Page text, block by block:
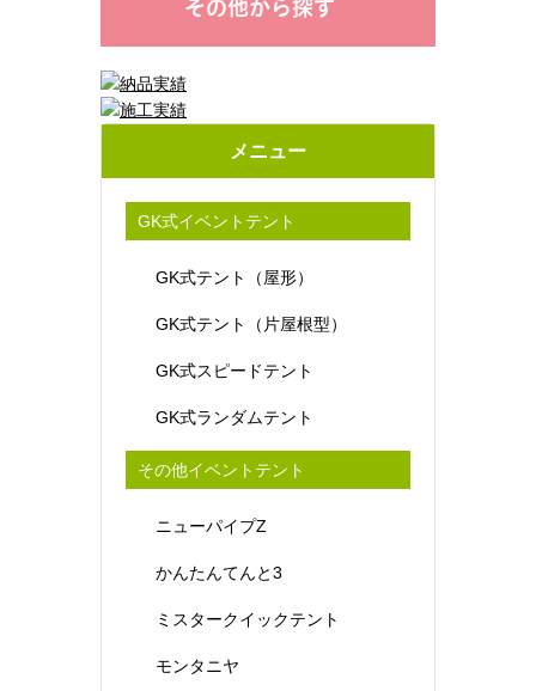
その他から探す
メニュー
GK式イベントテント
GK式テント（屋形）
GK式テント（片屋根型）
GK式スピードテント
GK式ランダムテント
その他イベントテント
ニューパイプZ
かんたんてんと3
ミスタークイックテント
モンタニヤ